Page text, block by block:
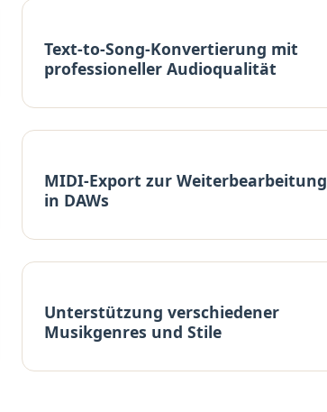
Text-to-Song-Konvertierung mit
professioneller Audioqualität
MIDI-Export zur Weiterbearbeitung
in DAWs
Unterstützung verschiedener
Musikgenres und Stile